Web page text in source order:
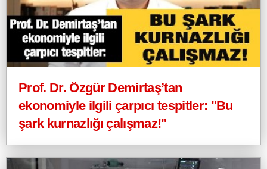
Prof. Dr. Özgür Demirtaş’tan
ekonomiyle ilgili çarpıcı tespitler: "Bu
şark kurnazlığı çalışmaz!"